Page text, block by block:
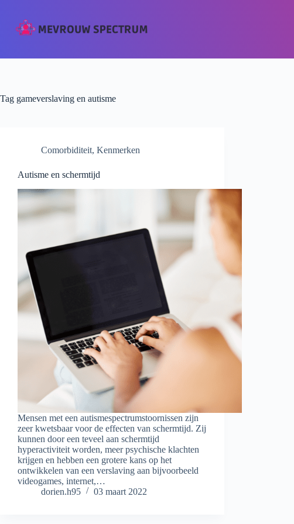
Tag gameverslaving en autisme
Comorbiditeit, Kenmerken
Autisme en schermtijd
Mensen met een autismespectrumstoornissen zijn
zeer kwetsbaar voor de effecten van schermtijd. Zij
kunnen door een teveel aan schermtijd
hyperactiviteit worden, meer psychische klachten
krijgen en hebben een grotere kans op het
ontwikkelen van een verslaving aan bijvoorbeeld
videogames, internet,…
dorien.h95
03 maart 2022